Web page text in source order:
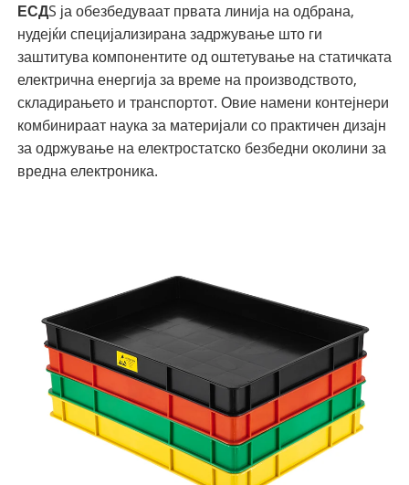
ЕСДS ја обезбедуваат првата линија на одбрана,
нудејќи специјализирана задржување што ги
заштитува компонентите од оштетување на статичката
електрична енергија за време на производството,
складирањето и транспортот. Овие намени контејнери
комбинираат наука за материјали со практичен дизајн
за одржување на електростатско безбедни околини за
вредна електроника.